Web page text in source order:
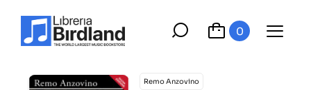
0
Remo Anzovino